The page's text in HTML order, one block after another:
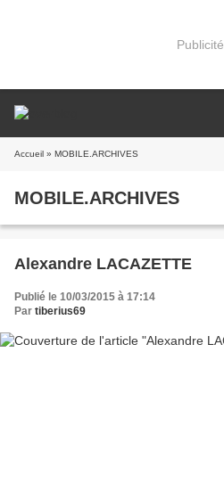
Publicité
Accueil » MOBILE.ARCHIVES
MOBILE.ARCHIVES
Alexandre LACAZETTE
Publié le 10/03/2015 à 17:14
Par tiberius69